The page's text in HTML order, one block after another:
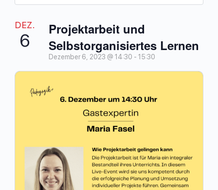
DEZ.
6
Projektarbeit und
Selbstorganisiertes Lernen
Dezember 6, 2023 @ 14:30 - 15:30